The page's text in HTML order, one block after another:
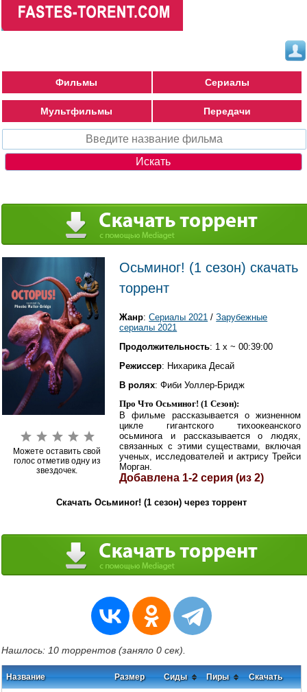
Фильмы Сериалы
Мультфильмы Передачи
Можете оставить свой
голос отметив одну из
звездочек.
Осьминог! (1 сезон) скачать
торрент
Жанр:Сериалы 2021 /Зарубежные
сериалы 2021
Продолжительность: 1 x ~ 00:39:00
Режиссер: Нихарика Десай
В ролях: Фиби Уоллер-Бридж
Про Что Осьминог! (1 Сезон):
В фильме рассказывается о жизненном
цикле гигантского тихоокеанского
осьминога и рассказывается о людях,
связанных с этими существами, включая
ученых, исследователей и актрису Трейси
Морган.
Добавлена 1-2 серия (из 2)
Скачать Осьминог! (1 сезон) через торрент
Нашлось: 10 торрентов (заняло 0 сек).
Название Размер Сиды Пиры Скачать